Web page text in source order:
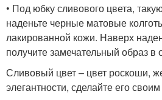
• Под юбку сливового цвета,
наденьте черные матовые
лакированной кожи. Наверх
получите замечательный образ в
Сливовый цвет – цвет роскоши,
элегантности, сделайте его